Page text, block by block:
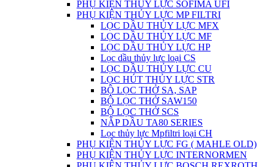
PHỤ KIỆN THỦY LỰC SOFIMA UFI
PHỤ KIỆN THỦY LỰC MP FILTRI
LỌC DẦU THỦY LỰC MFX
LỌC DẦU THỦY LỰC MF
LỌC DẦU THỦY LỰC HP
Lọc dầu thủy lực loại CS
LỌC DẦU THỦY LỰC CU
LỌC HÚT THỦY LỰC STR
BỘ LỌC THỞ SA, SAP
BỘ LỌC THỞ SAW150
BỘ LỌC THỞ SCS
NẮP DẦU TA80 SERIES
Lọc thủy lực Mpfiltri loại CH
PHỤ KIỆN THỦY LỰC FG ( MAHLE OLD)
PHỤ KIỆN THỦY LỰC INTERNORMEN